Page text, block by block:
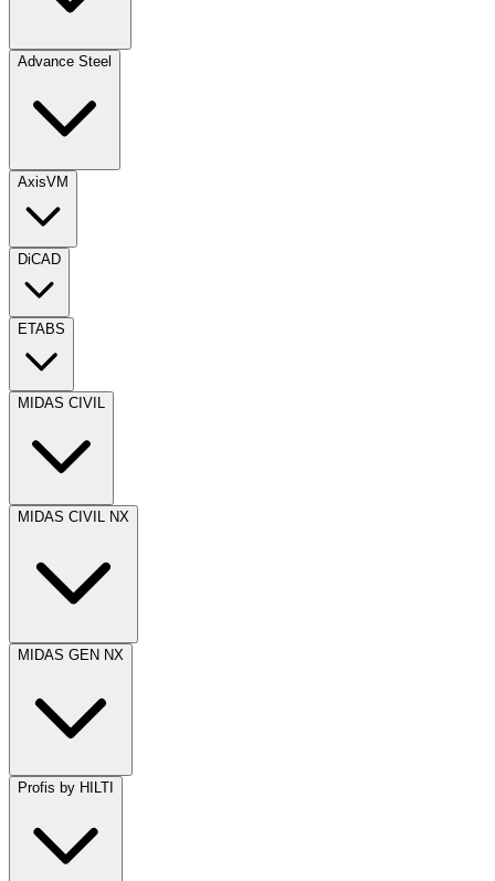
Advance Steel
AxisVM
DiCAD
ETABS
MIDAS CIVIL
MIDAS CIVIL NX
MIDAS GEN NX
Profis by HILTI